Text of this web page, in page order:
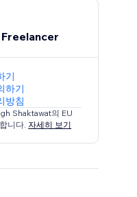
기
하기
방침
Shaktawat의 EU
니다.자세히 보기